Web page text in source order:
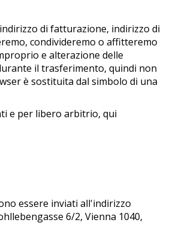
di fatturazione, indirizzo di
condivideremo o affitteremo
e alterazione delle
il trasferimento, quindi non
è sostituita dal simbolo di una
e per libero arbitrio, qui
essere inviati all'indirizzo
6/2, Vienna 1040,